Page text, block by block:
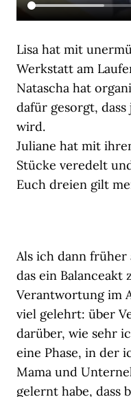
Lisa hat mit
Werkstatt am
Natascha hat
dafür gesorgt,
wird.
Juliane hat mit
Stücke veredelt
Euch dreien gilt
Als ich dann früher
das ein Balanceakt
Verantwortung im
viel gelehrt: über
darüber, wie sehr
eine Phase, in der
Mama und
gelernt habe, dass